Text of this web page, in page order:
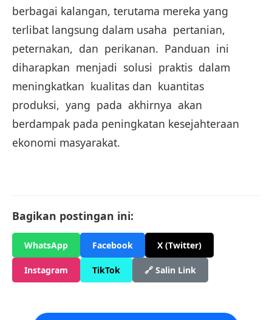
berbagai kalangan, terutama mereka yang
terlibat langsung dalam usaha pertanian,
peternakan, dan perikanan. Panduan ini
diharapkan menjadi solusi praktis dalam
meningkatkan kualitas dan kuantitas
produksi, yang pada akhirnya akan
berdampak pada peningkatan kesejahteraan
ekonomi masyarakat.
Bagikan postingan ini:
WhatsApp Facebook X (Twitter)
Instagram TikTok 🔗 Salin Link